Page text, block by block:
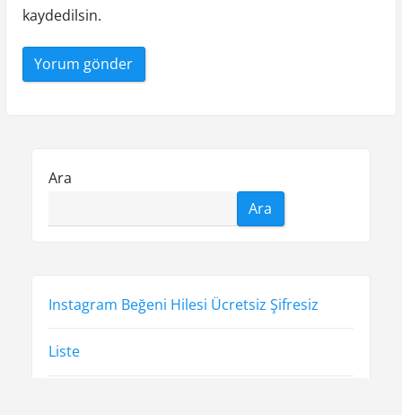
kaydedilsin.
Ara
Ara
Instagram Beğeni Hilesi Ücretsiz Şifresiz
Liste